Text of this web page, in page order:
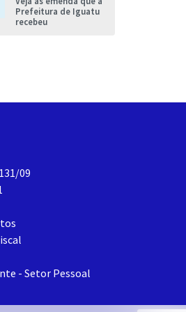
Prefeitura de Iguatu
recebeu
09
- Setor Pessoal